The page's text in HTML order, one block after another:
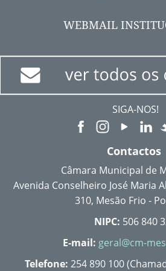
WEBMAIL
SIGA-NOS!
Contactos
Câmara Municipal de
Avenida Conselheiro José Maria
310, Mesão Frio -
NIPC: 506 840
E-mail: geral@cm-
Telefone: 254 890 100